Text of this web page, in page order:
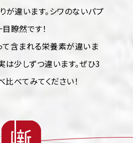
が違います。シワのないパプ
瞭然です！
て含まれる栄養素が違いま
は少しずつ違います。ぜひ3
べてみてください！